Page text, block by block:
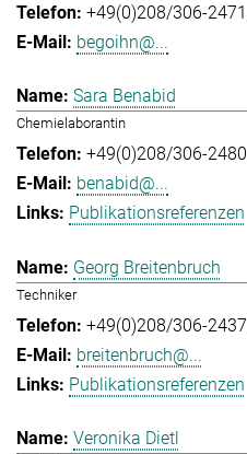
+49(0)208/306-2471
begoihn@...
Sara Benabid
Chemielaborantin
+49(0)208/306-2480
benabid@...
Publikationsreferenzen
Georg Breitenbruch
Techniker
+49(0)208/306-2437
breitenbruch@...
Publikationsreferenzen
Veronika Dietl